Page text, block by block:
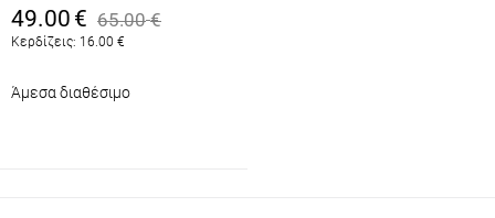
49.00 € 65.00 €
Κερδίζεις: 16.00 €
Άμεσα διαθέσιμο